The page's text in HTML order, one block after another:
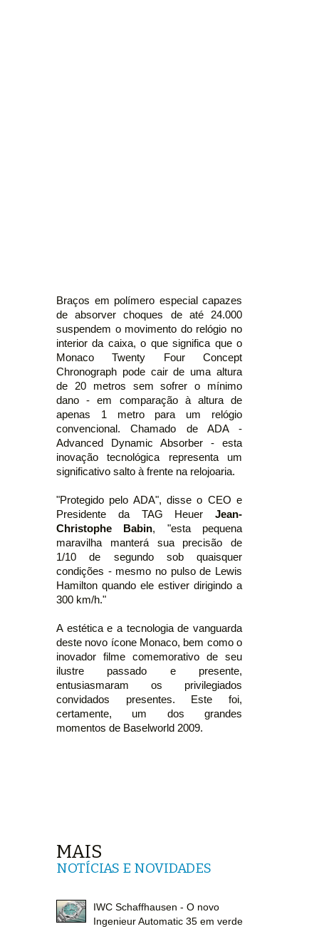
Braços em polímero especial capazes
de absorver choques de até 24.000
suspendem o movimento do relógio no
interior da caixa, o que significa que o
Monaco Twenty Four Concept
Chronograph pode cair de uma altura
de 20 metros sem sofrer o mínimo
dano - em comparação à altura de
apenas 1 metro para um relógio
convencional. Chamado de ADA -
Advanced Dynamic Absorber - esta
inovação tecnológica representa um
significativo salto à frente na relojoaria.
"Protegido pelo ADA", disse o CEO e
Presidente da TAG Heuer Jean-
Christophe Babin, "esta pequena
maravilha manterá sua precisão de
1/10 de segundo sob quaisquer
condições - mesmo no pulso de Lewis
Hamilton quando ele estiver dirigindo a
300 km/h."
A estética e a tecnologia de vanguarda
deste novo ícone Monaco, bem como o
inovador filme comemorativo de seu
ilustre passado e presente,
entusiasmaram os privilegiados
convidados presentes. Este foi,
certamente, um dos grandes
momentos de Baselworld 2009.
MAIS
NOTÍCIAS E NOVIDADES
IWC Schaffhausen - O novo
Ingenieur Automatic 35 em verde